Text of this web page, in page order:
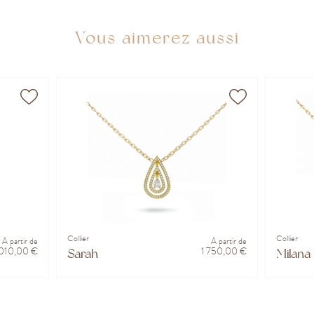
Vous aimerez aussi
À partir de
€
Collier
Sarah
À partir de
1 750,00 €
Collier
Milana